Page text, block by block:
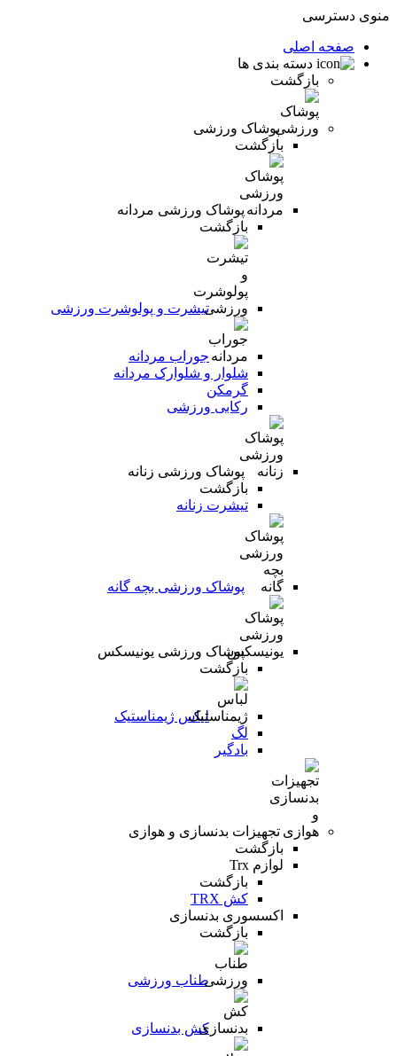
منوی دسترسی
صفحه اصلی
دسته بندی ها
بازگشت
پوشاک ورزشی
بازگشت
پوشاک ورزشی مردانه
بازگشت
تیشرت و پولوشرت ورزشی
جوراب مردانه
شلوار و شلوارک مردانه
گرمکن
رکابی ورزشی
پوشاک ورزشی زنانه
بازگشت
تیشرت زنانه
پوشاک ورزشی بچه گانه
پوشاک ورزشی یونیسکس
بازگشت
لباس ژیمناستیک
لگ
بادگیر
تجهیزات بدنسازی و هوازی
بازگشت
لوازم Trx
بازگشت
کش TRX
اکسسوری بدنسازی
بازگشت
طناب ورزشی
کش بدنسازی